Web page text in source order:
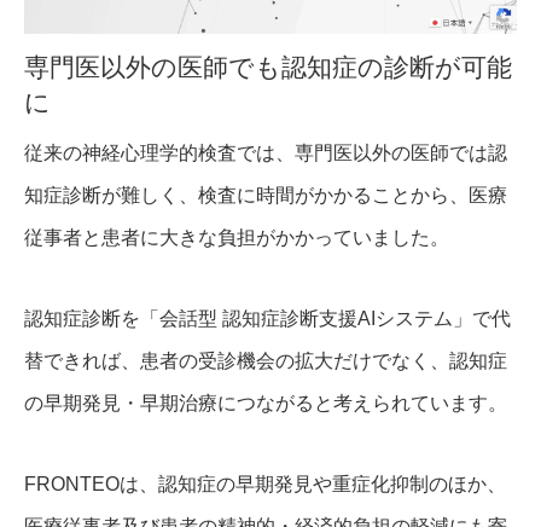
専門医以外の医師でも認知症の診断が可能
に
従来の神経心理学的検査では、専門医以外の医師では認
知症診断が難しく、検査に時間がかかることから、医療
従事者と患者に大きな負担がかかっていました。
認知症診断を「会話型 認知症診断支援AIシステム」で代
替できれば、患者の受診機会の拡大だけでなく、認知症
の早期発見・早期治療につながると考えられています。
FRONTEOは、認知症の早期発見や重症化抑制のほか、